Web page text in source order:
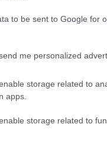
to be sent to Google for
me personalized
storage related to
apps.
storage related to